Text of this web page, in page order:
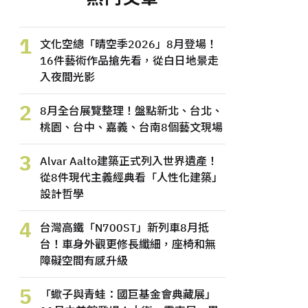
1
文化空總「晴空季2026」8月登場！
16件藝術作品搶先看，從白日地景走
入夜間光影
2
8月全台展覽整理！盤點新北、台北、
桃園、台中、嘉義、台南8個藝文現場
3
Alvar Aalto建築正式列入世界遺產！
從8件現代主義經典看「人性化建築」
設計哲學
4
台灣高鐵「N700ST」新列車8月抵
台！車身外觀更修長纖細，座椅和無
障礙空間有感升級
5
「蠍子與青蛙：國巨基金會典藏展」